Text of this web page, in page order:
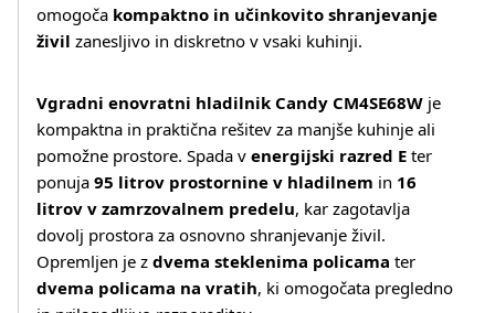
omogoča kompaktno in učinkovito shranjevanje
živil zanesljivo in diskretno v vsaki kuhinji.
Vgradni enovratni hladilnik Candy CM4SE68W je
kompaktna in praktična rešitev za manjše kuhinje ali
pomožne prostore. Spada v energijski razred E ter
ponuja 95 litrov prostornine v hladilnem in 16
litrov v zamrzovalnem predelu, kar zagotavlja
dovolj prostora za osnovno shranjevanje živil.
Opremljen je z dvema steklenima policama ter
dvema policama na vratih, ki omogočata pregledno